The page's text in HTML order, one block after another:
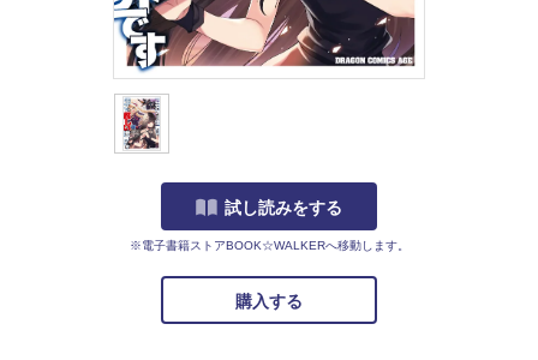
試し読みをする
※電子書籍ストアBOOK☆WALKERへ移動します。
購入する